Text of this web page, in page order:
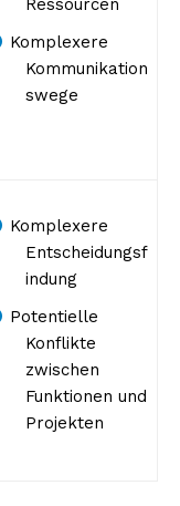
Ressourcen
Komplexere
Kommunikation
swege
Komplexere
Entscheidungsf
indung
Potentielle
Konflikte
zwischen
Funktionen und
Projekten